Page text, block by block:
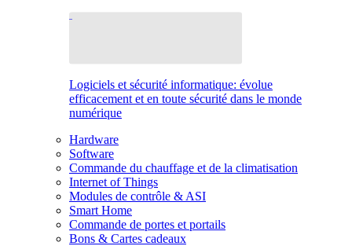
Logiciels et sécurité informatique: évolue
efficacement et en toute sécurité dans le monde
numérique
Hardware
Software
Commande du chauffage et de la climatisation
Internet of Things
Modules de contrôle & ASI
Smart Home
Commande de portes et portails
Bons & Cartes cadeaux